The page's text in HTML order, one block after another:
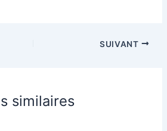
SUIVANT
similaires